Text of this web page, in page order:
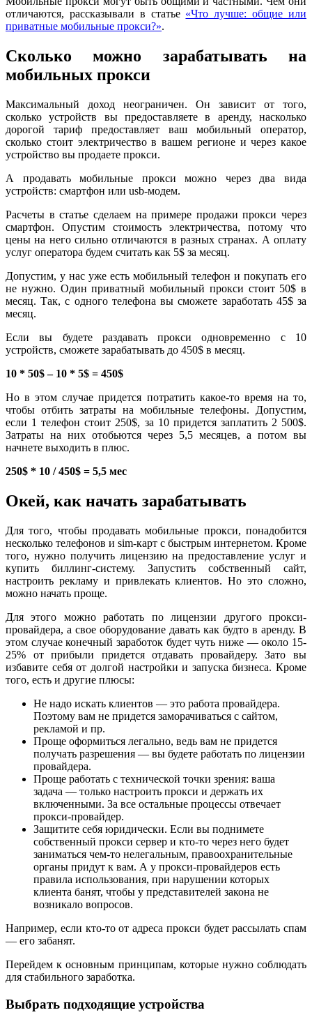
отличаются, рассказывали в статье «Что лучше: общие или
приватные мобильные прокси?».
Сколько можно зарабатывать на
мобильных прокси
Максимальный доход неограничен. Он зависит от того,
сколько устройств вы предоставляете в аренду, насколько
дорогой тариф предоставляет ваш мобильный оператор,
сколько стоит электричество в вашем регионе и через какое
устройство вы продаете прокси.
А продавать мобильные прокси можно через два вида
устройств: смартфон или usb-модем.
Расчеты в статье сделаем на примере продажи прокси через
смартфон. Опустим стоимость электричества, потому что
цены на него сильно отличаются в разных странах. А оплату
услуг оператора будем считать как 5$ за месяц.
Допустим, у нас уже есть мобильный телефон и покупать его
не нужно. Один приватный мобильный прокси стоит 50$ в
месяц. Так, с одного телефона вы сможете заработать 45$ за
месяц.
Если вы будете раздавать прокси одновременно с 10
устройств, сможете зарабатывать до 450$ в месяц.
10 * 50$ – 10 * 5$ = 450$
Но в этом случае придется потратить какое-то время на то,
чтобы отбить затраты на мобильные телефоны. Допустим,
если 1 телефон стоит 250$, за 10 придется заплатить 2 500$.
Затраты на них отобьются через 5,5 месяцев, а потом вы
начнете выходить в плюс.
250$ * 10 / 450$ = 5,5 мес
Окей, как начать зарабатывать
Для того, чтобы продавать мобильные прокси, понадобится
несколько телефонов и sim-карт с быстрым интернетом. Кроме
того, нужно получить лицензию на предоставление услуг и
купить биллинг-систему. Запустить собственный сайт,
настроить рекламу и привлекать клиентов. Но это сложно,
можно начать проще.
Для этого можно работать по лицензии другого прокси-
провайдера, а свое оборудование давать как будто в аренду. В
этом случае конечный заработок будет чуть ниже — около 15-
25% от прибыли придется отдавать провайдеру. Зато вы
избавите себя от долгой настройки и запуска бизнеса. Кроме
того, есть и другие плюсы:
Не надо искать клиентов — это работа провайдера.
Поэтому вам не придется заморачиваться с сайтом,
рекламой и пр.
Проще оформиться легально, ведь вам не придется
получать разрешения — вы будете работать по лицензии
провайдера.
Проще работать с технической точки зрения: ваша
задача — только настроить прокси и держать их
включенными. За все остальные процессы отвечает
прокси-провайдер.
Защитите себя юридически. Если вы поднимете
собственный прокси сервер и кто-то через него будет
заниматься чем-то нелегальным, правоохранительные
органы придут к вам. А у прокси-провайдеров есть
правила использования, при нарушении которых
клиента банят, чтобы у представителей закона не
возникало вопросов.
Например, если кто-то от адреса прокси будет рассылать спам
— его забанят.
Перейдем к основным принципам, которые нужно соблюдать
для стабильного заработка.
Выбрать подходящие устройства